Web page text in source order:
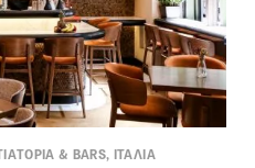
& BARS, ΙΤΑΛΙΑ